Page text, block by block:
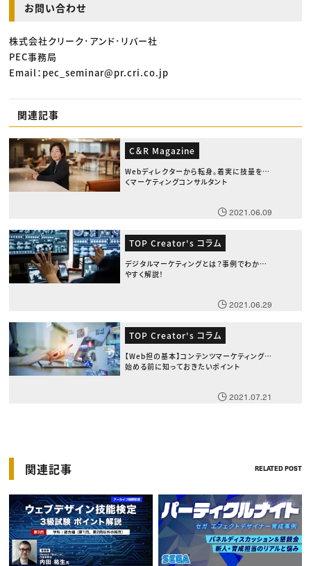
お問い合わせ
株式会社クリーク･アンド･リバー社
PEC事務局
Email：pec_seminar@pr.cri.co.jp
関連記事
C＆R Magazine
Webディレクターから転身。着実に技量を磨
くマーケティングコンサルタント
2021.06.09
TOP Creator's コラム
デジタルマーケティングとは？事例でわかり
やすく解説！
2021.06.29
TOP Creator's コラム
【Web担の基本】コンテンツマーケティングを
始める前に知っておきたいポイント
2021.07.21
関連記事 RELATED POST